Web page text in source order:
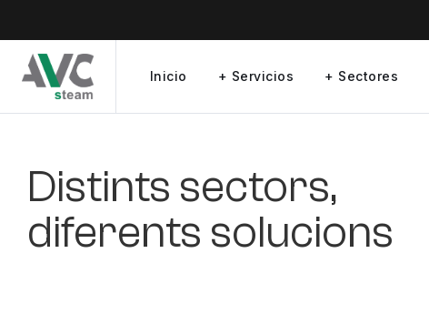
Inicio + Servicios + Sectores
Distints sectors,
diferents solucions